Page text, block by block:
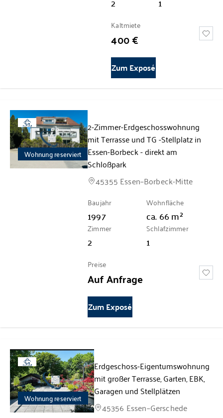
Kaltmiete
400 €
Zum Exposé
360°
Wohnung reserviert
2-Zimmer-Erdgeschosswohnung
mit Terrasse und TG -Stellplatz in
Essen-Borbeck - direkt am
Schloßpark
45355 Essen–Borbeck-Mitte
Baujahr
1997
Wohnfläche
ca.66m²
Zimmer
2
Schlafzimmer
1
Preise
Auf Anfrage
Zum Exposé
360°
Wohnung reserviert
Erdgeschoss-Eigentumswohnung
mit großer Terrasse, Garten, EBK,
Garagen und Stellplätzen
45356 Essen–Gerschede